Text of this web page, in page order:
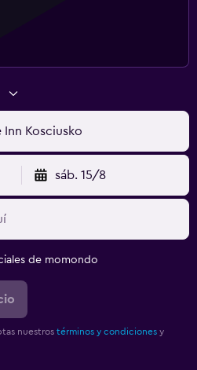
Inn Kosciusko
sáb. 15/8
de momondo
nuestros términos y condiciones y